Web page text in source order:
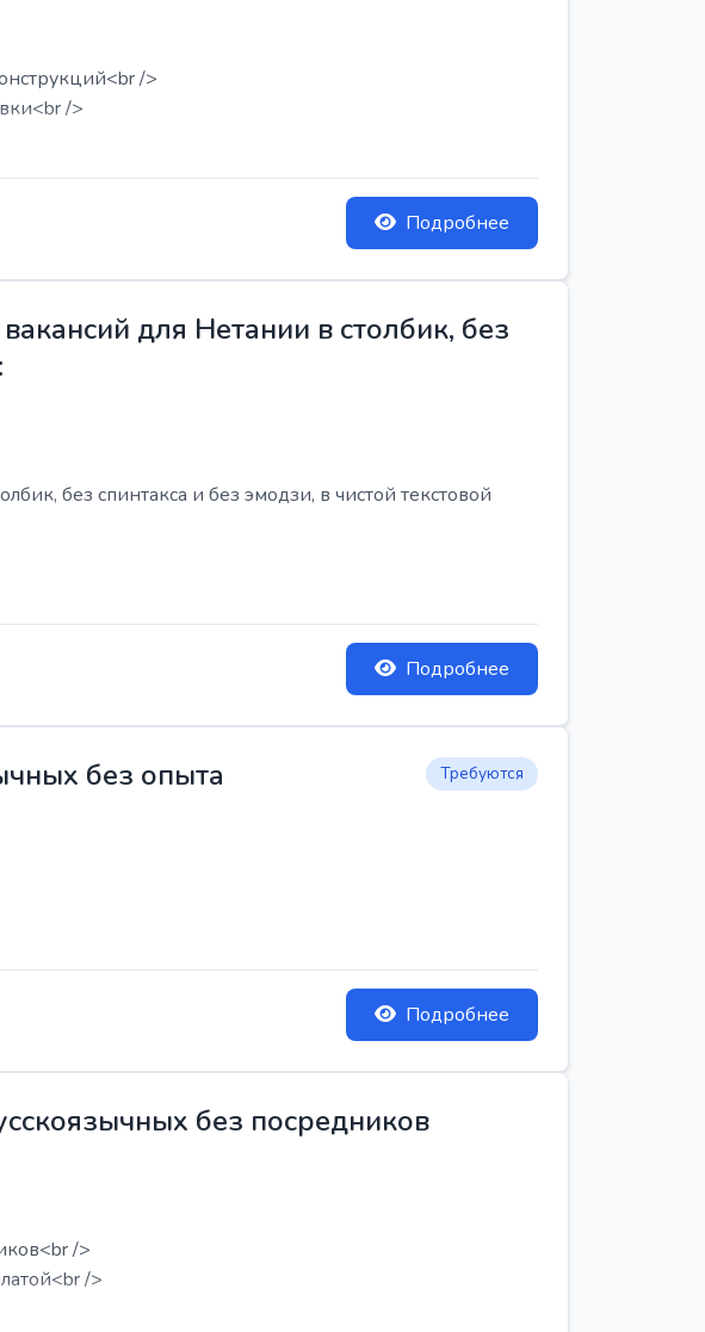
/>
/>
Подробнее
для Нетании в столбик, без
без спинтакса и без эмодзи, в чистой текстовой
Подробнее
без опыта Требуются
Подробнее
без посредников
/>
/>